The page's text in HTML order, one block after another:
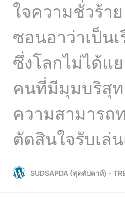
ใจความชั่วร้า
ซอนอาว่าเป็น
ซึ่งโลกไม่ได้แ
คนที่มีมุมบริสุท
ความสามารถ
ตัดสินใจรับเล่
SUDSAPDA (สุดสัปดาห์) -